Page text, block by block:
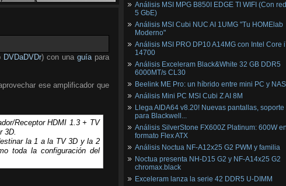
DVDaDVDr) con unaguíapara
ese amplificador que
Receptor HDMI 1.3 + TV
3D.
la 1 a la TV 3D y la 2
toda la configuración del
Análisis MSI MPG B850I EDGE TI WIFI (Con
5 GbE)
Análisis MSI Cubi NUC AI 1UMG "Tu HOMElab
Moderno"
Análisis MSI PRO DP10 A14MG con Intel Core
14700
Análisis Exceleram Black&White 32 GB DDR5
6000MT/s CL30
Beelink ME Pro: un híbrido entre mini PC y NAS
Análisis Mini PC MSI Cubi Z AI 8M
Llega AIDA64 v8.20! Nuevas pantallas, soporte
para Blackwell...
Análisis SilverStone FX600Z Platinum: 600W
formato Flex ATX
Análisis Noctua NF-A12x25 G2 PWM y familia
Noctua presenta NH-D15 G2 y NF-A14x25 G2
chromax.black
Exceleram lanza la serie 42 DDR5 U-DIMM